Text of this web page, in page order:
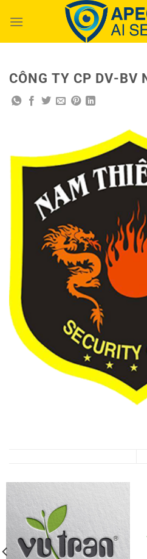
đến
CÔNG TY CP DV-BV